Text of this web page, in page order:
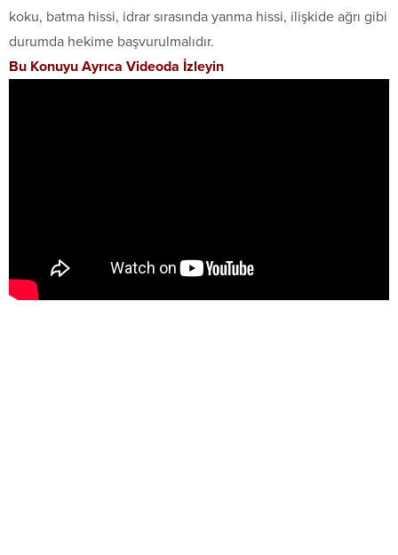
koku, batma hissi, idrar sırasında yanma hissi, ilişkide ağrı gibi
durumda hekime başvurulmalıdır.
Bu Konuyu Ayrıca Videoda İzleyin